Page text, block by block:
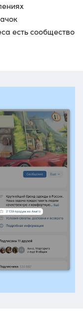
есть сообщество